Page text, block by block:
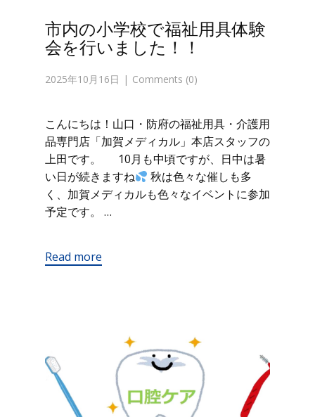
市内の小学校で福祉用具体験
会を行いました！！
2025年10月16日 Comments (0)
こんにちは！山口・防府の福祉用具・介護用
品専門店「加賀メディカル」本店スタッフの
上田です。 10月も中頃ですが、日中は暑
い日が続きますね
秋は色々な催しも多
く、加賀メディカルも色々なイベントに参加
予定です。 …
Read more